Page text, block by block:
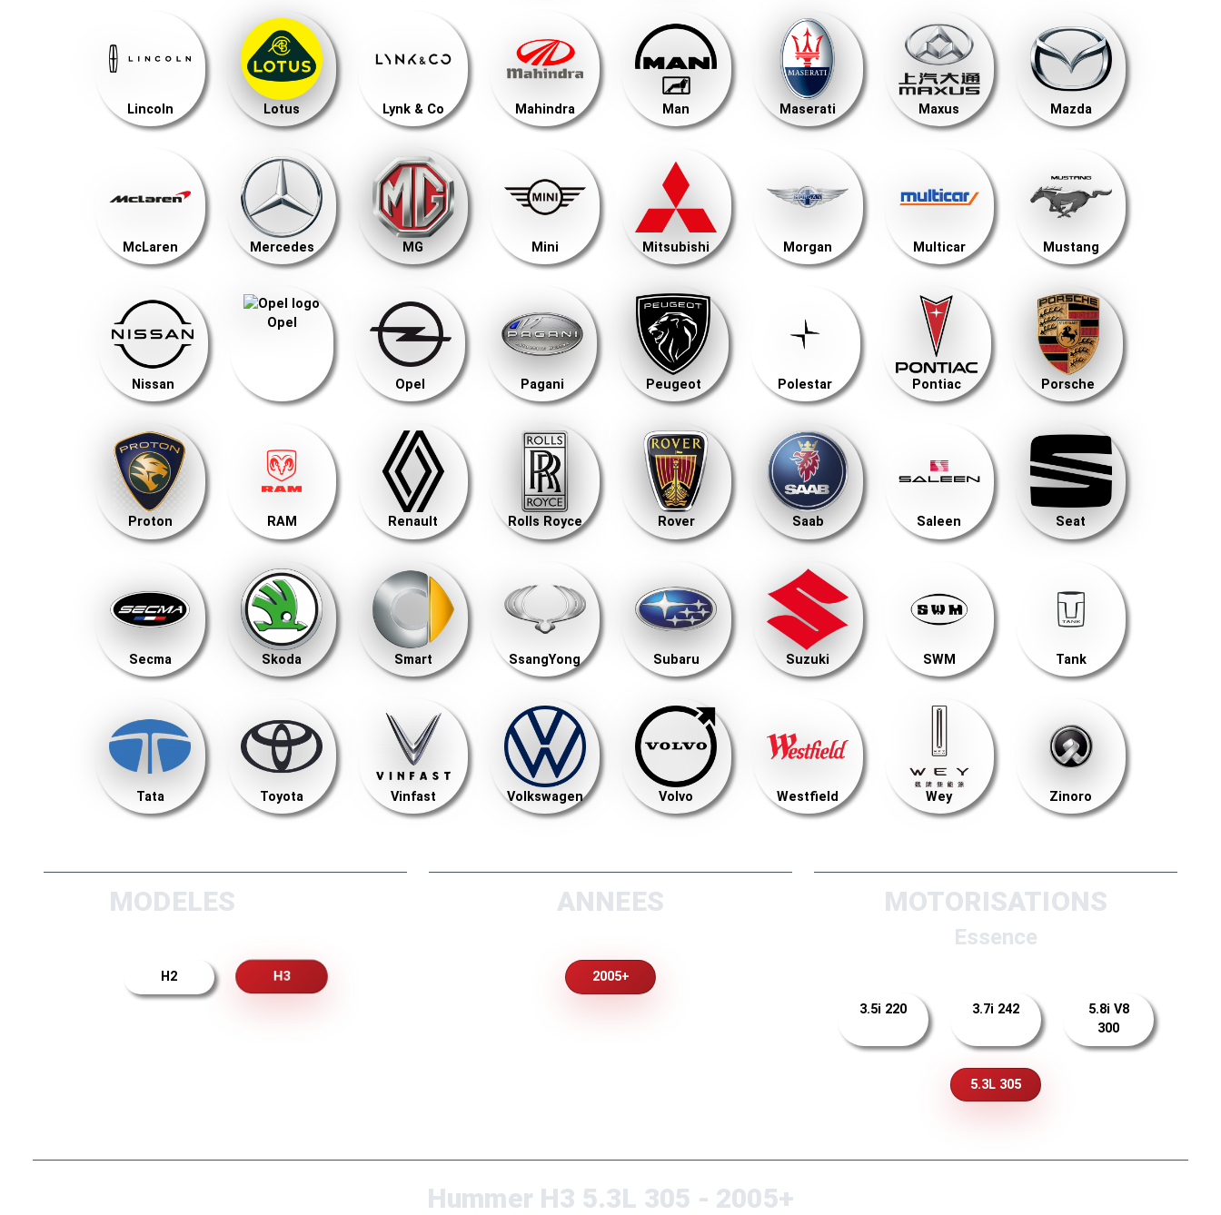
Lincoln Lotus Lynk & Co Mahindra Man Maserati Maxus Mazda
McLaren Mercedes MG Mini Mitsubishi Morgan Multicar Mustang
Nissan
Opel
Opel Pagani Peugeot Polestar Pontiac Porsche
Proton RAM Renault Rolls Royce Rover Saab Saleen Seat
Secma Skoda Smart SsangYong Subaru Suzuki SWM Tank
Tata Toyota Vinfast Volkswagen Volvo Westfield Wey Zinoro
MODELES
H2 H3
ANNEES
2005+
MOTORISATIONS
Essence
3.5i 220 3.7i 242
5.8i V8
300
5.3L 305
Hummer H3 5.3L 305 - 2005+